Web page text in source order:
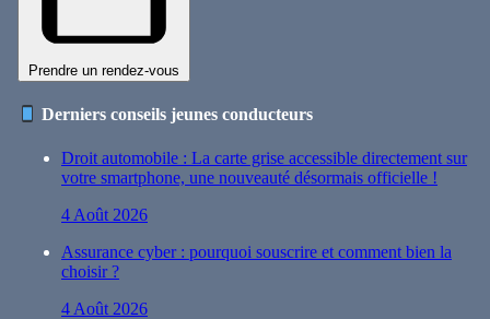
Prendre un rendez-vous
Derniers conseils jeunes conducteurs
Droit automobile : La carte grise accessible directement sur
votre smartphone, une nouveauté désormais officielle !
4 Août 2026
Assurance cyber : pourquoi souscrire et comment bien la
choisir ?
4 Août 2026